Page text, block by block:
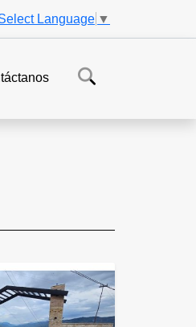
Language ▼